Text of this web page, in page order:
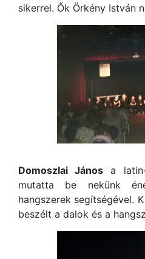
sikerrel. Ők Örkény István
Domoszlai János a
mutatta be nekünk
hangszerek segítségével.
beszélt a dalok és a